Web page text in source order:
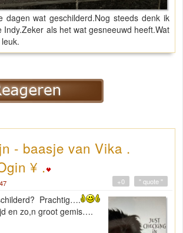
dagen wat geschilderd.Nog steeds denk ik
Indy.Zeker als het wat gesneeuwd heeft.Wat
- baasje van Vika .
¥ .
" quote "
+0
Prachtig….
en zo,n groot gemis….